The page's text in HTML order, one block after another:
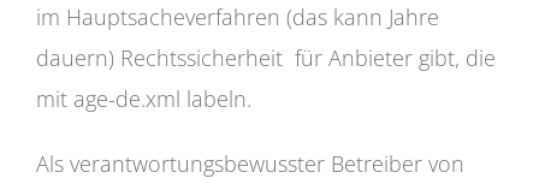
im Hauptsacheverfahren (das kann Jahre
dauern) Rechtssicherheit für Anbieter gibt, die
mit age-de.xml labeln.
Als verantwortungsbewusster Betreiber von